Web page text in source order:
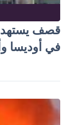
قصف
في أوديسا